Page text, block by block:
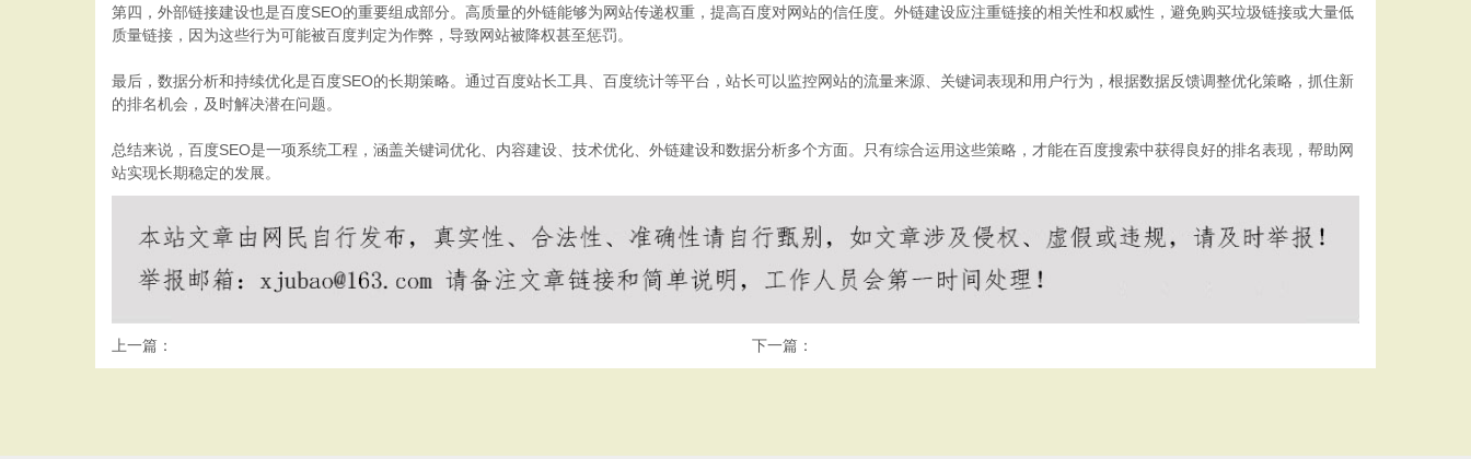
第四，外部链接建设也是百度SEO的重要组成部分。高质量的外链能够为网站传递权重，提高百度对网站的信任度。外链建设应注重链接的相关性和权威性，避免购买垃圾链接或大量低
质量链接，因为这些行为可能被百度判定为作弊，导致网站被降权甚至惩罚。
最后，数据分析和持续优化是百度SEO的长期策略。通过百度站长工具、百度统计等平台，站长可以监控网站的流量来源、关键词表现和用户行为，根据数据反馈调整优化策略，抓住新
的排名机会，及时解决潜在问题。
总结来说，百度SEO是一项系统工程，涵盖关键词优化、内容建设、技术优化、外链建设和数据分析多个方面。只有综合运用这些策略，才能在百度搜索中获得良好的排名表现，帮助网
站实现长期稳定的发展。
上一篇： 下一篇：